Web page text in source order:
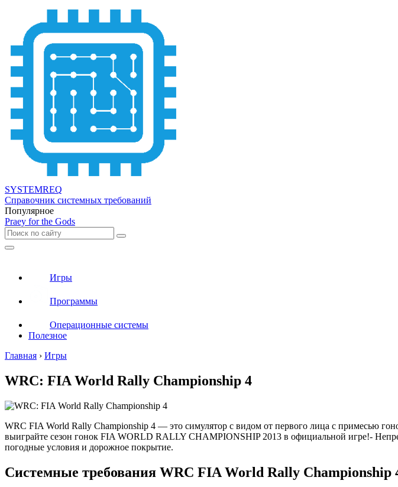
SYSTEMREQ
Справочник системных требований
Популярное
Praey for the Gods
Игры
Программы
Операционные системы
Полезное
Главная › Игры
WRC: FIA World Rally Championship 4
WRC FIA World Rally Championship 4 — это симулятор с видом от первого лица с примесью
выиграйте сезон гонок FIA WORLD RALLY CHAMPIONSHIP 2013 в официальной игре!-
погодные условия и дорожное покрытие.
Системные требования WRC FIA World Rally Championship